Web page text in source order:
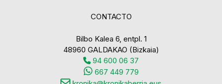
CONTACTO
Bilbo Kalea 6, entpl. 1
48960 GALDAKAO (Bizkaia)
94 600 06 37
667 449 779